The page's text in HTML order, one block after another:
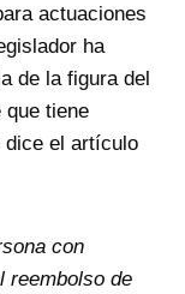
actuaciones
ha
de la figura del
que tiene
dice el artículo
con
reembolso de